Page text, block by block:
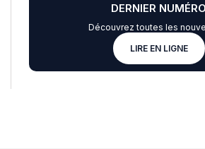
DERNIER NUMÉRO
Découvrez toutes les
LIRE EN LIGNE